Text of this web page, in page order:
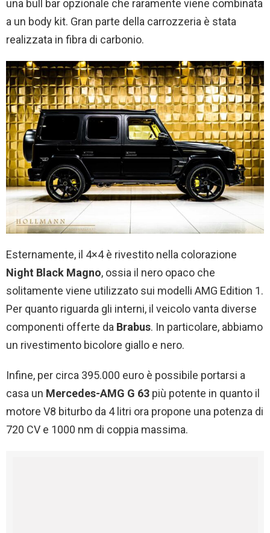
una bull bar opzionale che raramente viene combinata
a un body kit. Gran parte della carrozzeria è stata
realizzata in fibra di carbonio.
Esternamente, il 4×4 è rivestito nella colorazione
Night Black Magno, ossia il nero opaco che
solitamente viene utilizzato sui modelli AMG Edition 1.
Per quanto riguarda gli interni, il veicolo vanta diverse
componenti offerte da Brabus. In particolare, abbiamo
un rivestimento bicolore giallo e nero.
Infine, per circa 395.000 euro è possibile portarsi a
casa un Mercedes-AMG G 63 più potente in quanto il
motore V8 biturbo da 4 litri ora propone una potenza di
720 CV e 1000 nm di coppia massima.